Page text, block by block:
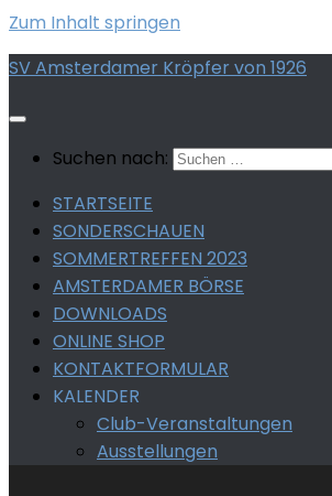
Zum Inhalt springen
SV Amsterdamer Kröpfer von 1926
Suchen nach:
STARTSEITE
SONDERSCHAUEN
SOMMERTREFFEN 2023
AMSTERDAMER BÖRSE
DOWNLOADS
ONLINE SHOP
KONTAKTFORMULAR
KALENDER
Club-Veranstaltungen
Ausstellungen